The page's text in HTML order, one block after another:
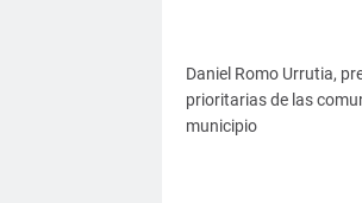
Daniel Romo Urrutia,
prioritarias de las
municipio